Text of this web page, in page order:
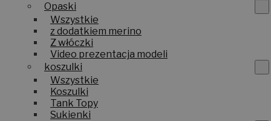
Opaski
Wszystkie
z dodatkiem merino
Z włóczki
Video prezentacja modeli
koszulki
Wszystkie
Koszulki
Tank Topy
Sukienki